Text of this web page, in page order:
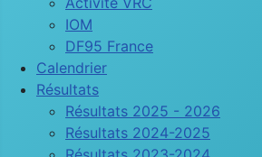
IOM
DF95 France
Calendrier
Résultats
Résultats 2025 - 2026
Résultats 2024-2025